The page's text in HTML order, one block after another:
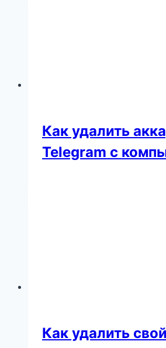
Как удалить
Telegram с
Как удалить